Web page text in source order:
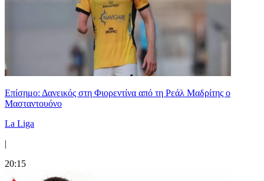
Επίσημο: Δανεικός στη Φιορεντίνα από τη Ρεάλ Μαδρίτης ο
Μασταντουόνο
La Liga
|
20:15